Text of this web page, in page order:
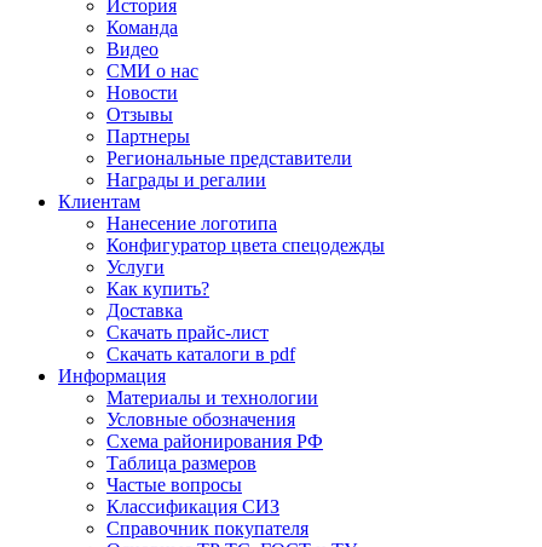
История
Команда
Видео
СМИ о нас
Новости
Отзывы
Партнеры
Региональные представители
Награды и регалии
Клиентам
Нанесение логотипа
Конфигуратор цвета спецодежды
Услуги
Как купить?
Доставка
Скачать прайс-лист
Скачать каталоги в pdf
Информация
Материалы и технологии
Условные обозначения
Схема районирования РФ
Таблица размеров
Частые вопросы
Классификация СИЗ
Справочник покупателя